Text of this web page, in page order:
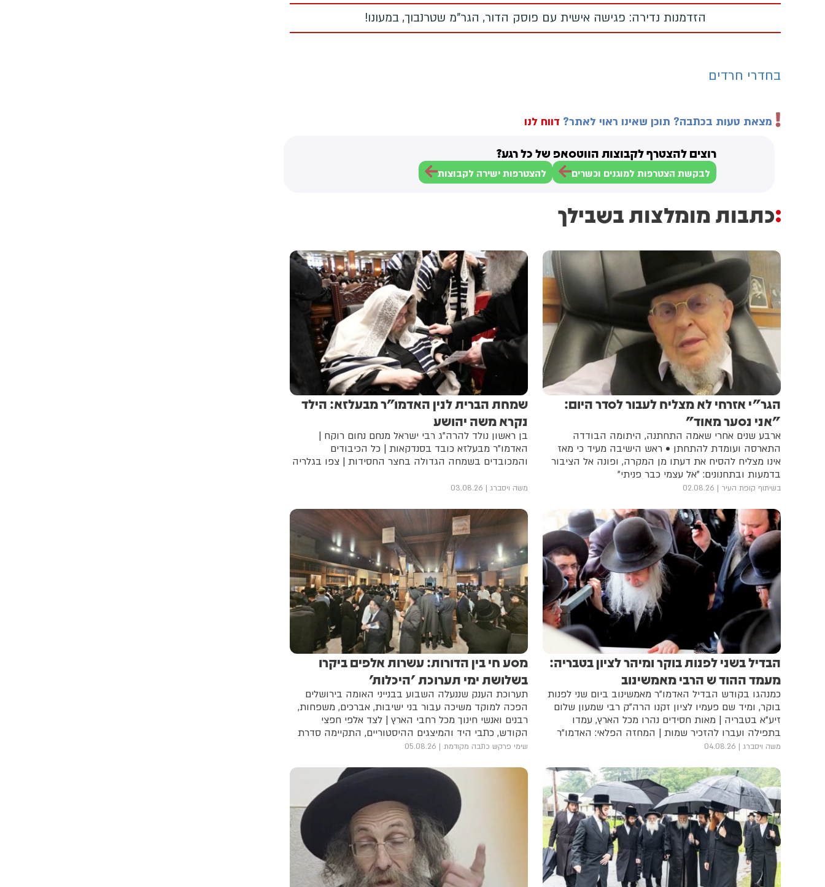
הזדמנות נדירה: פגישה אישית עם פוסק הדור, הגר"מ שטרנבוך, במעונו!
בחדרי חרדים
מצאת טעות בכתבה? תוכן שאינו ראוי לאתר? דווח לנו
רוצים להצטרף לקבוצות הווטסאפ של כל רגע?
לבקשת הצטרפות למוגנים וכשרים להצטרפות ישירה לקבוצות
כתבות מומלצות בשבילך
הגר"י אזרחי לא מצליח לעבור לסדר היום:
"אני נסער מאוד"
ארבע שנים אחרי שאמה התחתנה, היתומה הבודדה
התארסה ועומדת להתחתן • ראש הישיבה מעיד כי מאז
אינו מצליח להסיח את דעתו מן המקרה, ופונה אל הציבור
בדמעות ובתחנונים: "אל עצמי כבר פניתי"
בשיתוף קופת העיר 02.08.26
שמחת הברית לנין האדמו"ר מבעלזא: הילד
נקרא משה יהושע
בן ראשון נולד להרה"ג רבי ישראל מנחם נחום רוקח |
האדמו"ר מבעלזא כובד בסנדקאות | כל הכיבודים
והמכובדים בשמחה הגדולה בחצר החסידות | צפו בגלריה
משה ויסברג 03.08.26
הבדיל בשני לפנות בוקר ומיהר לציון בטבריה:
מעמד ההוד ש הרבי מאמשינוב
כמנהגו בקודש הבדיל האדמו"ר מאמשינוב ביום שני לפנות
בוקר, ומיד שם פעמיו לציון זקנו הרה"ק רבי שמעון שלום
זיע"א בטבריה | מאות חסידים נהרו מכל הארץ, עמדו
בתפילה ועברו להזכיר שמות | המחזה הפלאי: האדמו"ר
משה ויסברג 04.08.26
מסע חי בין הדורות: עשרות אלפים ביקרו
בשלושת ימי תערוכת 'היכלות'
תערוכת הענק שננעלה השבוע בבנייני האומה בירושלים
הפכה למוקד משיכה עבור בני ישיבות, אברכים, משפחות,
רבנים ואנשי חינוך מכל רחבי הארץ | לצד אלפי חפצי
הקודש, כתבי היד והמיצגים ההיסטוריים, התקיימה סדרת
מושבים ופאנלים שעסקה בדמותם של גדולי ישראל, עולם
הבא | המארגנים מסכמים בסיפוק: "הציבור לא הגיע רק
לראות את ההיסטוריה, אלא לחיות אותה"
שימי פרקש כתבה מקודמת 05.08.26